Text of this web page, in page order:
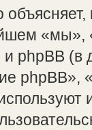
phpBB
phpBB»,